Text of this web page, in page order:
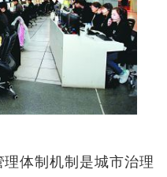
体制机制是城市治理